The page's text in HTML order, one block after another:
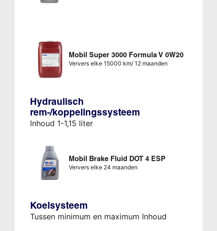
Mobil Super 3000 Formula V 0W20
Ververs elke 15000 km/ 12 maanden
Hydraulisch
rem-/koppelingssysteem
Inhoud 1-1,15 liter
Mobil Brake Fluid DOT 4 ESP
Ververs elke 24 maanden
Koelsysteem
Tussen minimum en maximum Inhoud